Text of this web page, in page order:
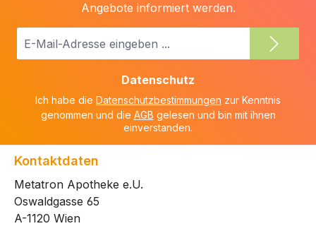
Angebote informiert werden.
E-
Datenschutz
Ich habe die Datenschutzbestimmungen zur Kenntnis
genommen und die AGB gelesen und bin mit ihnen
einverstanden.
Kontaktdaten
Metatron Apotheke e.U.
Oswaldgasse 65
A-1120 Wien